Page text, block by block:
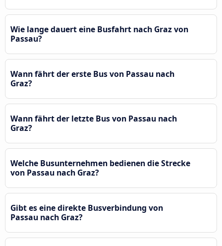
Wie lange dauert eine Busfahrt nach Graz von
Passau?
Wann fährt der erste Bus von Passau nach
Graz?
Wann fährt der letzte Bus von Passau nach
Graz?
Welche Busunternehmen bedienen die Strecke
von Passau nach Graz?
Gibt es eine direkte Busverbindung von
Passau nach Graz?